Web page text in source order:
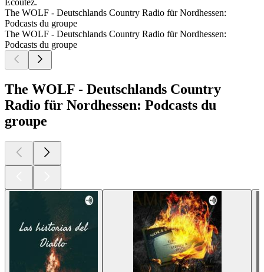
Écoutez.
The WOLF - Deutschlands Country Radio für Nordhessen:
Podcasts du groupe
The WOLF - Deutschlands Country Radio für Nordhessen:
Podcasts du groupe
The WOLF - Deutschlands Country
Radio für Nordhessen: Podcasts du
groupe